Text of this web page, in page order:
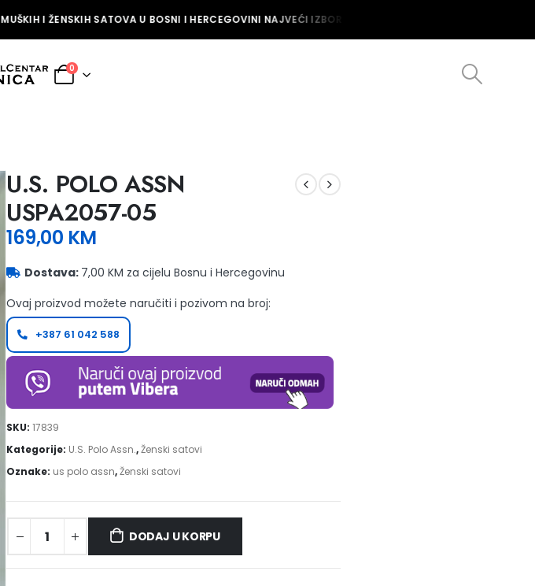
I ŽENSKIH SATOVA U BOSNI I HERCEGOVINI NAJVEĆI IZBOR MUŠKIH I ŽENSKIH SATOVA U
0
U.S. POLO ASSN
USPA2057-05
169,00 KM
Dostava: 7,00 KM za cijelu Bosnu i Hercegovinu
Ovaj proizvod možete naručiti i pozivom na broj:
+387 61 042 588
SKU: 17839
Kategorije: U.S. Polo Assn.,Ženski satovi
Oznake: us polo assn,Ženski satovi
DODAJ U KORPU